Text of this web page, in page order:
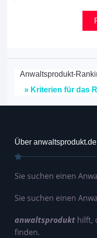
Anwaltsprodukt-
» Kriterien für das
Über anwaltsprodukt.de
Sie suchen einen
Sie suchen einen
anwaltsprodukt hilft,
finden.